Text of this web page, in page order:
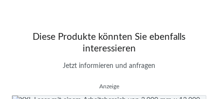
Diese Produkte könnten Sie ebenfalls
interessieren
Jetzt informieren und anfragen
Anzeige